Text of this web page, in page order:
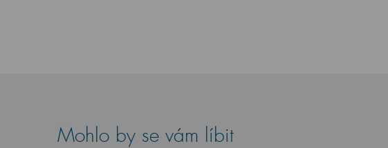
Mohlo by se vám líbit